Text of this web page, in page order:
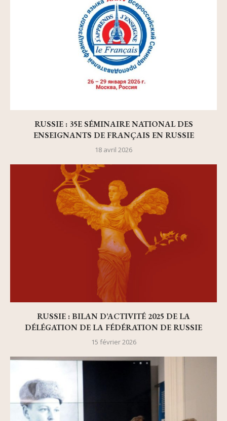
RUSSIE : 35E SÉMINAIRE NATIONAL DES
ENSEIGNANTS DE FRANÇAIS EN RUSSIE
18 avril 2026
RUSSIE : BILAN D’ACTIVITÉ 2025 DE LA
DÉLÉGATION DE LA FÉDÉRATION DE RUSSIE
15 février 2026